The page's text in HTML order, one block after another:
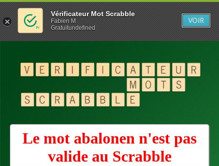
Le mot abalonen n'est pas
valide au Scrabble
Vérificateur Mot Scrabble
Fabien M
Gratuitundefined
VOIR